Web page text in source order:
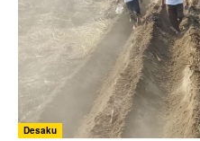
Desaku